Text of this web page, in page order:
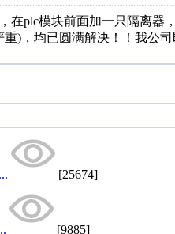
在plc模块前面加一只隔离
)，均已圆满解决！！我公
[25674]
[9885]